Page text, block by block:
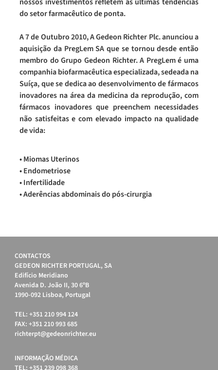
do setor farmacêutico de ponta.
A 7 de Outubro 2010, A Gedeon Richter Plc. anunciou a
aquisição da PregLem SA que se tornou desde então
membro do Grupo Gedeon Richter. A PregLem é uma
companhia biofarmacêutica especializada, sedeada na
Suíça, que se dedica ao desenvolvimento de fármacos
inovadores na área da medicina da reprodução, com
fármacos inovadores que preenchem necessidades
não satisfeitas e com elevado impacto na qualidade
de vida:
• Miomas Uterinos
• Endometriose
• Infertilidade
• Aderências abdominais do pós-cirurgia
CONTACTOS
GEDEON RICHTER PORTUGAL, SA
Edifício Meridiano
Avenida D. João II, 30 6ºB
1990-092 Lisboa, Portugal
TEL: +351 210 994 124
FAX: +351 210 993 685
richterpt@gedeonrichter.eu
INFORMAÇÃO MÉDICA
TEL: +351 239 098 368